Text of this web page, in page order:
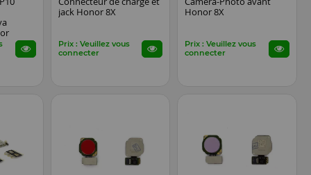
jack Honor 8X
Prix : Veuillez vous
connecter
Honor 8X
Prix : Veuillez vous
connecter